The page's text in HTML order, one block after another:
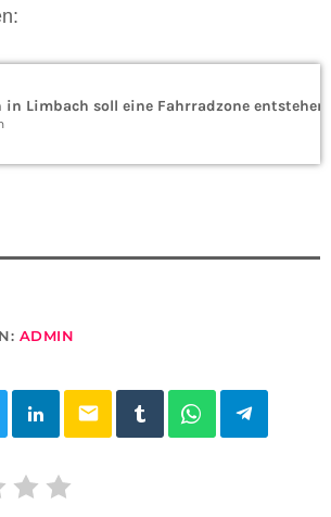
in Limbach soll eine Fahrradzone entstehen
ADMIN
email